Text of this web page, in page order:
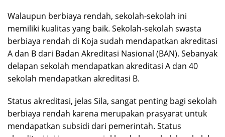
Walaupun berbiaya rendah, sekolah-sekolah ini
memiliki kualitas yang baik. Sekolah-sekolah swasta
berbiaya rendah di Koja sudah mendapatkan akreditasi
A dan B dari Badan Akreditasi Nasional (BAN). Sebanyak
delapan sekolah mendapatkan akreditasi A dan 40
sekolah mendapatkan akreditasi B.
Status akreditasi, jelas Sila, sangat penting bagi sekolah
berbiaya rendah karena merupakan prasyarat untuk
mendapatkan subsidi dari pemerintah. Status